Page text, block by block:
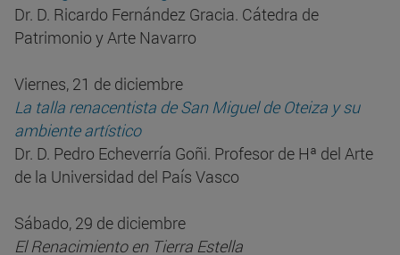
Dr. D. Ricardo Fernández Gracia. Cátedra de
Patrimonio y Arte Navarro
Viernes, 21 de diciembre
La talla renacentista de San Miguel de Oteiza y su
ambiente artístico
Dr. D. Pedro Echeverría Goñi. Profesor de Hª del Arte
de la Universidad del País Vasco
Sábado, 29 de diciembre
El Renacimiento en Tierra Estella